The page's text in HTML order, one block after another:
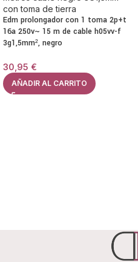
Edm prolongador con 1 toma 2p+t
16a 250v~ 15 m de cable h05vv-f
3g1,5mm², negro
30,95 €
AÑADIR AL CARRITO